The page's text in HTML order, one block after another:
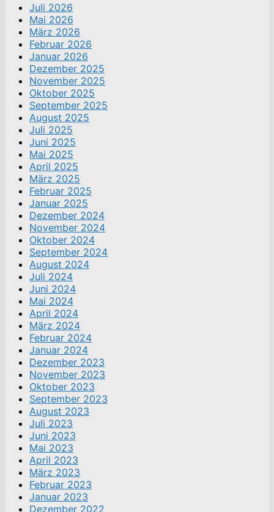
Juli 2026
Mai 2026
März 2026
Februar 2026
Januar 2026
Dezember 2025
November 2025
Oktober 2025
September 2025
August 2025
Juli 2025
Juni 2025
Mai 2025
April 2025
März 2025
Februar 2025
Januar 2025
Dezember 2024
November 2024
Oktober 2024
September 2024
August 2024
Juli 2024
Juni 2024
Mai 2024
April 2024
März 2024
Februar 2024
Januar 2024
Dezember 2023
November 2023
Oktober 2023
September 2023
August 2023
Juli 2023
Juni 2023
Mai 2023
April 2023
März 2023
Februar 2023
Januar 2023
Dezember 2022